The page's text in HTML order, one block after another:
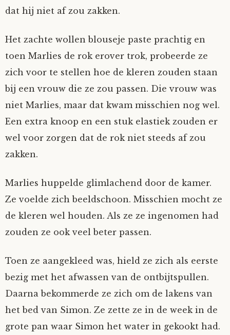
Nyncke
Rozemarijn
SirTeddy
Spelican
Sunniva
Switch
Tim-
Vorrion
Zofianina
dat hij niet af zou zakken.
Het zachte wollen blouseje paste prachtig en
toen Marlies de rok erover trok, probeerde ze
zich voor te stellen hoe de kleren zouden staan
bij een vrouw die ze zou passen. Die vrouw was
niet Marlies, maar dat kwam misschien nog wel.
Een extra knoop en een stuk elastiek zouden er
wel voor zorgen dat de rok niet steeds af zou
zakken.
Marlies huppelde glimlachend door de kamer.
Ze voelde zich beeldschoon. Misschien mocht ze
de kleren wel houden. Als ze ze ingenomen had
zouden ze ook veel beter passen.
Toen ze aangekleed was, hield ze zich als eerste
bezig met het afwassen van de ontbijtspullen.
Daarna bekommerde ze zich om de lakens van
het bed van Simon. Ze zette ze in de week in de
grote pan waar Simon het water in gekookt had.